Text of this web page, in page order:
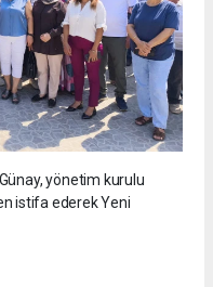
yönetim kurulu
istifa ederek Yeni